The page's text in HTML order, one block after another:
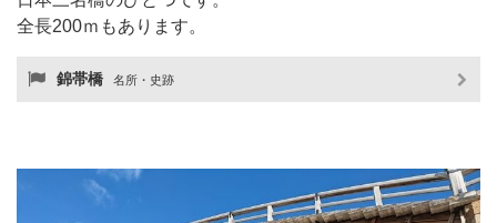
全長200ｍもあります。
錦帯橋 名所・史跡